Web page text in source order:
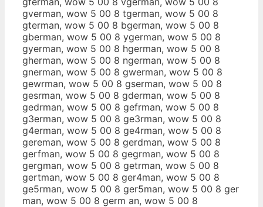
gverman, wow 5 00 8 tgerman, wow 5 00 8
gterman, wow 5 00 8 bgerman, wow 5 00 8
gberman, wow 5 00 8 ygerman, wow 5 00 8
gyerman, wow 5 00 8 hgerman, wow 5 00 8
gherman, wow 5 00 8 ngerman, wow 5 00 8
gnerman, wow 5 00 8 gwerman, wow 5 00 8
gewrman, wow 5 00 8 gserman, wow 5 00 8
gesrman, wow 5 00 8 gderman, wow 5 00 8
gedrman, wow 5 00 8 gefrman, wow 5 00 8
g3erman, wow 5 00 8 ge3rman, wow 5 00 8
g4erman, wow 5 00 8 ge4rman, wow 5 00 8
gereman, wow 5 00 8 gerdman, wow 5 00 8
gerfman, wow 5 00 8 gegrman, wow 5 00 8
gergman, wow 5 00 8 getrman, wow 5 00 8
gertman, wow 5 00 8 ger4man, wow 5 00 8
ge5rman, wow 5 00 8 ger5man, wow 5 00 8 ger
man, wow 5 00 8 germ an, wow 5 00 8